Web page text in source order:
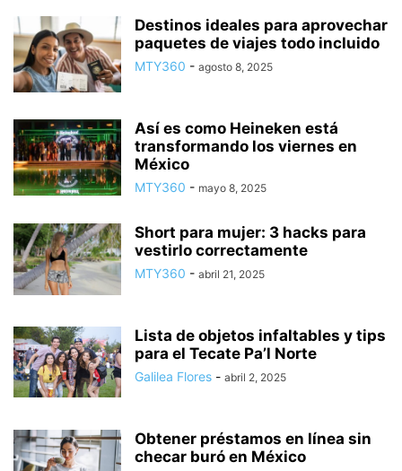
Destinos ideales para aprovechar
paquetes de viajes todo incluido
MTY360 - agosto 8, 2025
Así es como Heineken está
transformando los viernes en
México
MTY360 - mayo 8, 2025
Short para mujer: 3 hacks para
vestirlo correctamente
MTY360 - abril 21, 2025
Lista de objetos infaltables y tips
para el Tecate Pa’l Norte
Galilea Flores - abril 2, 2025
Obtener préstamos en línea sin
checar buró en México